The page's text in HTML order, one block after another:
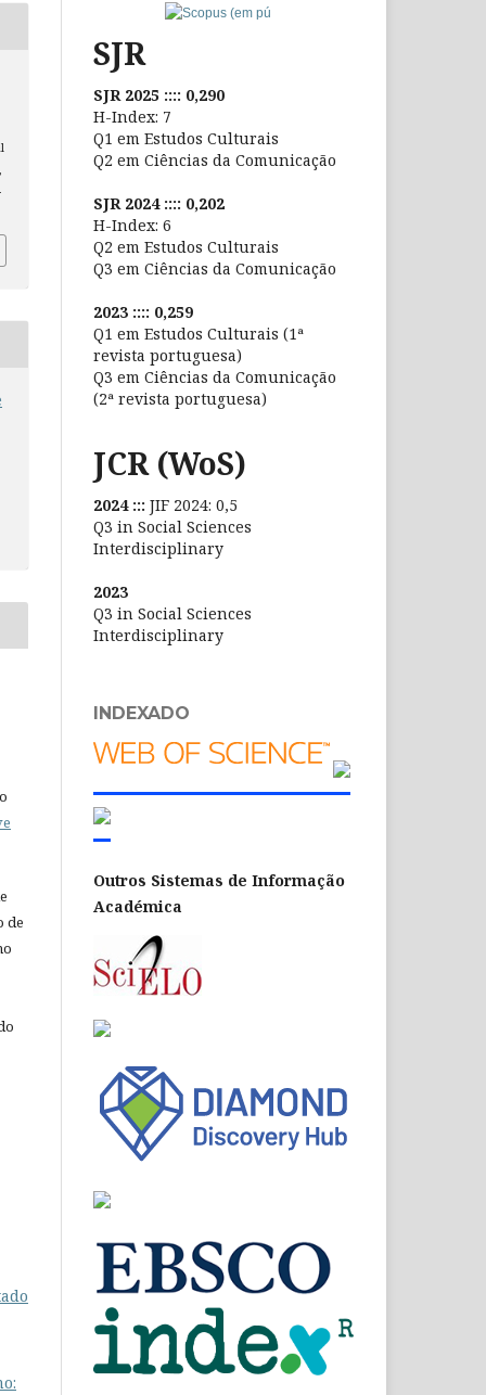
de
SJR
SJR 2025 :::: 0,290
H-Index: 7
Q1 em Estudos Culturais
Q2 em Ciências da Comunicação
SJR 2024 :::: 0,202
H-Index: 6
Q2 em Estudos Culturais
Q3 em Ciências da Comunicação
2023 :::: 0,259
Q1 em Estudos Culturais (1ª
revista portuguesa)
Q3 em Ciências da Comunicação
(2ª revista portuguesa)
JCR (WoS)
2024 ::: JIF 2024: 0,5
Q3 in Social Sciences
Interdisciplinary
2023
Q3 in Social Sciences
Interdisciplinary
INDEXADO
Outros Sistemas de Informação
Académica